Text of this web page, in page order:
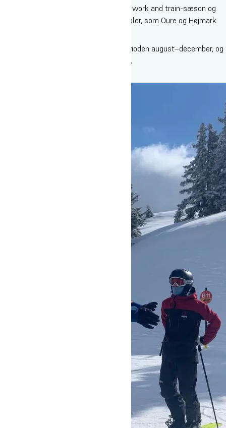
Efter dit højskoleophold kan du tage på work and train-sæson og
blive ansat på en af de østrigske skiskoler, som Oure og Højmark
Vælger du PSI-linjen, følger den hele perioden august–december, og
du skal derfor ikke vælge andre linjefag.